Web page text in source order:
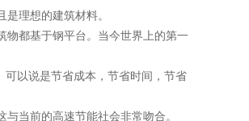
理想的建筑材料。
物都基于钢平台。当今世界上的第一
以说是节省成本，节省时间，节省
当前的高速节能社会非常吻合。